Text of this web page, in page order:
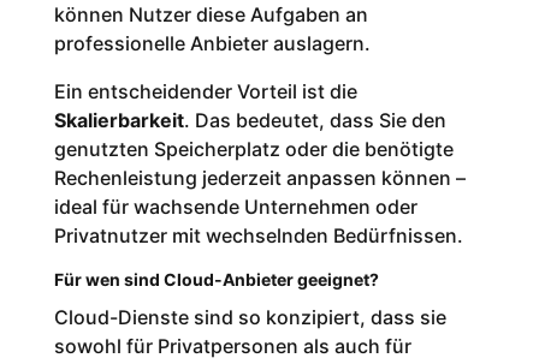
können Nutzer diese Aufgaben an
professionelle Anbieter auslagern.
Ein entscheidender Vorteil ist die
Skalierbarkeit. Das bedeutet, dass Sie den
genutzten Speicherplatz oder die benötigte
Rechenleistung jederzeit anpassen können –
ideal für wachsende Unternehmen oder
Privatnutzer mit wechselnden Bedürfnissen.
Für wen sind Cloud-Anbieter geeignet?
Cloud-Dienste sind so konzipiert, dass sie
sowohl für Privatpersonen als auch für